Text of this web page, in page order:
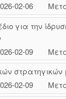
02-06
για την
02-09
02-09